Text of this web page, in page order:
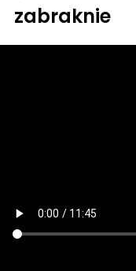
zabraknie